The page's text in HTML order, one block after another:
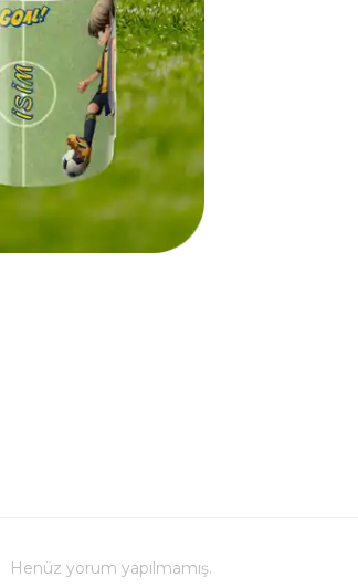
Henüz yorum yapılmamış.